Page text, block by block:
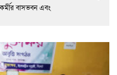
বাসভবন এবং